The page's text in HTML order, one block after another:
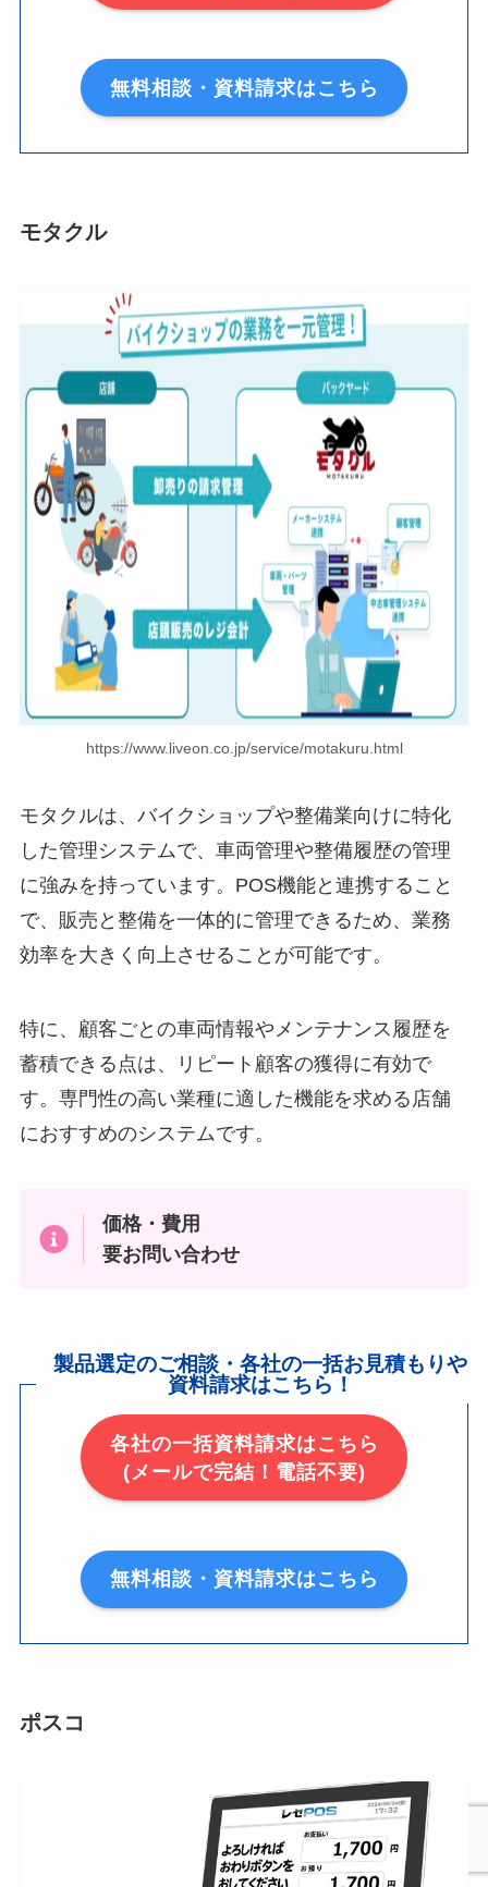
無料相談・資料請求はこちら
モタクル
https://www.liveon.co.jp/service/motakuru.html
モタクルは、バイクショップや整備業向けに特化
した管理システムで、車両管理や整備履歴の管理
に強みを持っています。POS機能と連携すること
で、販売と整備を一体的に管理できるため、業務
効率を大きく向上させることが可能です。
特に、顧客ごとの車両情報やメンテナンス履歴を
蓄積できる点は、リピート顧客の獲得に有効で
す。専門性の高い業種に適した機能を求める店舗
におすすめのシステムです。
価格・費用
要お問い合わせ
製品選定のご相談・各社の一括お見積もりや
資料請求はこちら！
各社の一括資料請求はこちら
(メールで完結！電話不要)
無料相談・資料請求はこちら
ポスコ